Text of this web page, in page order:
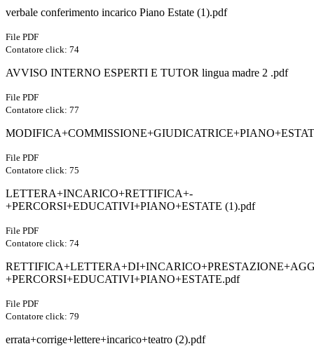
verbale conferimento incarico Piano Estate (1).pdf
File PDF
Contatore click: 74
AVVISO INTERNO ESPERTI E TUTOR lingua madre 2 .pdf
File PDF
Contatore click: 77
File PDF
Contatore click: 75
LETTERA+INCARICO+RETTIFICA+-
+PERCORSI+EDUCATIVI+PIANO+ESTATE (1).pdf
File PDF
Contatore click: 74
+PERCORSI+EDUCATIVI+PIANO+ESTATE.pdf
File PDF
Contatore click: 79
errata+corrige+lettere+incarico+teatro (2).pdf